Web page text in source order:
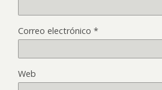
Correo electrónico *
Web